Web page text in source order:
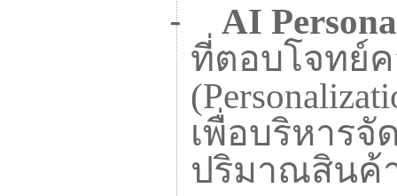
-
AI
ที่ตอบโจทย์
(
เพื่อบริหาร
ปริมาณสินค้